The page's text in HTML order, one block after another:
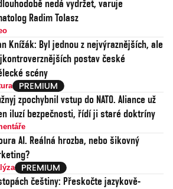
nedá vydržet, varuje
Radim Tolasz
Knížák: Byl jednou z nejvýraznějších, ale
postav české
scény
zpochybnil vstup do NATO. Aliance už
iluzí bezpečnosti, řídí ji staré doktríny
AI. Reálná hrozba, nebo šikovný
češtiny: Přeskočte jazykově-